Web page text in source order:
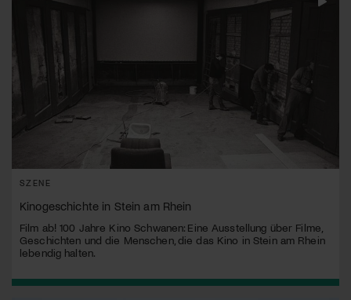
SZENE
Kinogeschichte in Stein am Rhein
Film ab! 100 Jahre Kino Schwanen: Eine Ausstellung über Filme,
Geschichten und die Menschen, die das Kino in Stein am Rhein
lebendig halten.